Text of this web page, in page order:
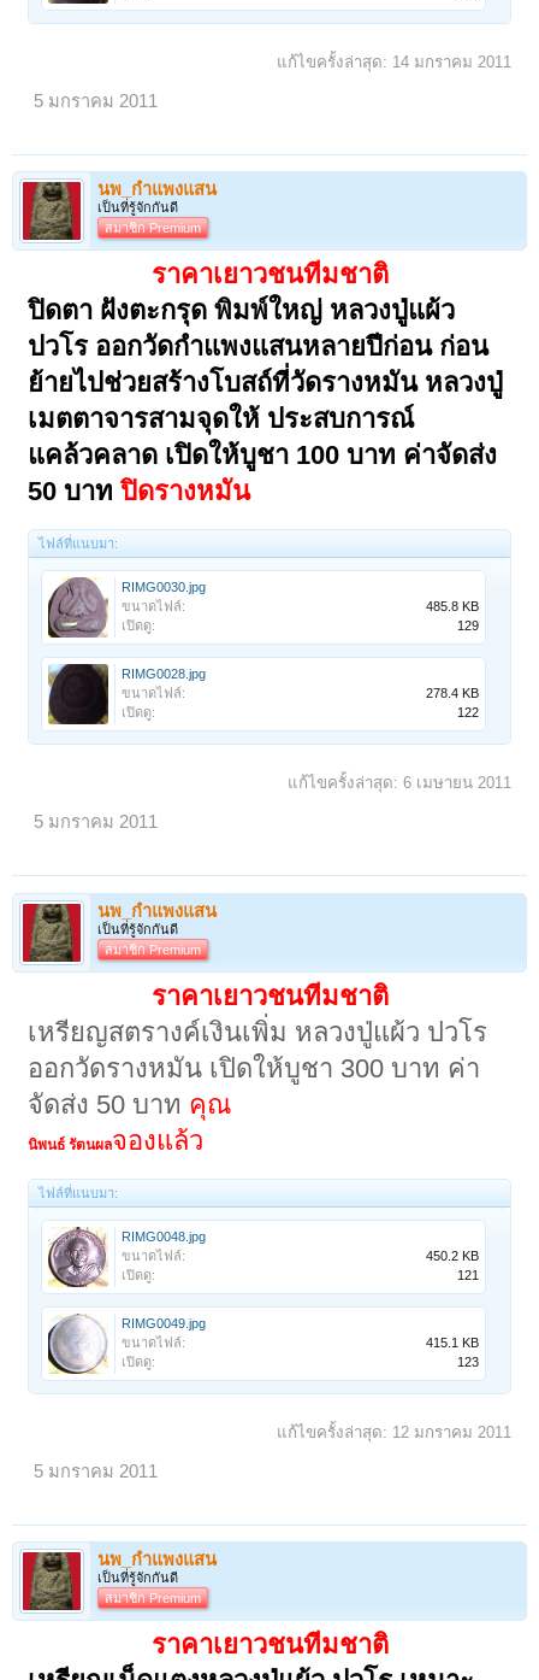
แก้ไขครั้งล่าสุด: 14 มกราคม 2011
5 มกราคม 2011
นพ_กำแพงแสน
เป็นที่รู้จักกันดี
สมาชิก Premium
ราคาเยาวชนทีมชาติ
ปิดตา ฝังตะกรุด พิมพ์ใหญ่ หลวงปู่แผ้ว
ปวโร ออกวัดกำแพงแสนหลายปีก่อน ก่อน
ย้ายไปช่วยสร้างโบสถ์ที่วัดรางหมัน หลวงปู่
เมตตาจารสามจุดให้ ประสบการณ์
แคล้วคลาด เปิดให้บูชา 100 บาท ค่าจัดส่ง
50 บาท ปิดรางหมัน
ไฟล์ที่แนบมา:
RIMG0030.jpg
ขนาดไฟล์:
485.8 KB
เปิดดู:
129
RIMG0028.jpg
ขนาดไฟล์:
278.4 KB
เปิดดู:
122
แก้ไขครั้งล่าสุด: 6 เมษายน 2011
5 มกราคม 2011
นพ_กำแพงแสน
เป็นที่รู้จักกันดี
สมาชิก Premium
ราคาเยาวชนทีมชาติ
เหรียญสตรางค์เงินเพิ่ม หลวงปู่แผ้ว ปวโร
ออกวัดรางหมัน เปิดให้บูชา 300 บาท ค่า
จัดส่ง 50 บาท คุณ
นิพนธ์ รัตนผลจองแล้ว
ไฟล์ที่แนบมา:
RIMG0048.jpg
ขนาดไฟล์:
450.2 KB
เปิดดู:
121
RIMG0049.jpg
ขนาดไฟล์:
415.1 KB
เปิดดู:
123
แก้ไขครั้งล่าสุด: 12 มกราคม 2011
5 มกราคม 2011
นพ_กำแพงแสน
เป็นที่รู้จักกันดี
สมาชิก Premium
ราคาเยาวชนทีมชาติ